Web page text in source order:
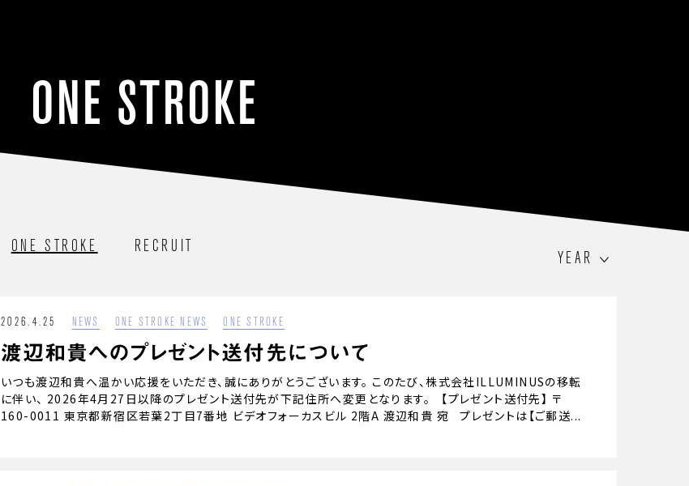
ONE STROKE
ONE STROKE RECRUIT
YEAR
2026.4.25 NEWS ONE STROKE NEWS ONE STROKE
渡辺和貴へのプレゼント送付先について
いつも渡辺和貴へ温かい応援をいただき、誠にありがとうございます。 このたび、株式会社ILLUMINUSの移転
に伴い、 2026年4月27日以降のプレゼント送付先が下記住所へ変更となります。 【プレゼント送付先】 〒
160-0011 東京都新宿区若葉2丁目7番地 ビデオフォーカスビル 2階A 渡辺和貴 宛 プレゼントは【ご郵送...